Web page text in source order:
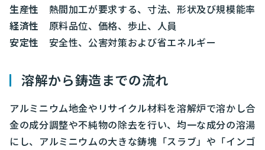
生産性 熱間加工が要求する、寸法、形状及び規模能率
経済性 原料品位、価格、歩止、人員
安定性 安全性、公害対策および省エネルギー
溶解から鋳造までの流れ
アルミニウム地金やリサイクル材料を溶解炉で溶かし合
金の成分調整や不純物の除去を行い、均一な成分の溶湯
にし、アルミニウムの大きな鋳塊「スラブ」や「インゴ